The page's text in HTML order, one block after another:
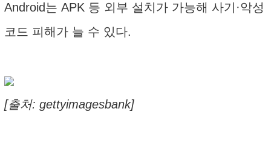
Android는 APK 등 외부 설치가 가능해 사기·악성
코드 피해가 늘 수 있다.
[출처: gettyimagesbank]